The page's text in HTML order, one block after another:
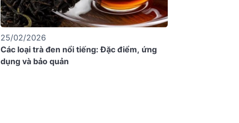
25/02/2026
Các loại trà đen nổi tiếng: Đặc điểm, ứng
dụng và bảo quản